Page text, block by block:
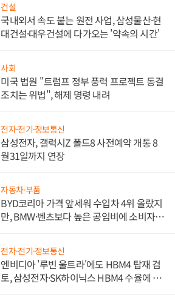
건설
국내외서 속도 붙는 원전 사업, 삼성물산·현
대건설·대우건설에 다가오는 '약속의 시간'
사회
미국 법원 "트럼프 정부 풍력 프로젝트 동결
조치는 위법", 해제 명령 내려
전자·전기·정보통신
삼성전자, 갤럭시Z 폴드8 사전예약 개통 8
월31일까지 연장
자동차·부품
BYD코리아 가격 앞세워 수입차 4위 올랐지
만, BMW·벤츠보다 높은 공임비에 소비자
전자·전기·정보통신
엔비디아 '루빈 울트라'에도 HBM4 탑재 검
토, 삼성전자·SK하이닉스 HBM4 수율에 주